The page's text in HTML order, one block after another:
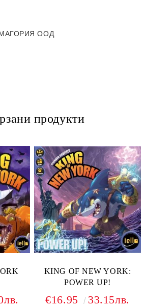
ООД
продукти
KING OF NEW YORK:
POWER UP!
€16.95 33.15лв.